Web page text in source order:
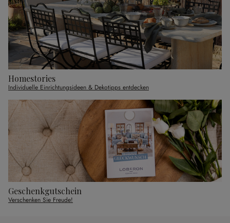
Homestories
Individuelle Einrichtungsideen & Dekotipps entdecken
Geschenkgutschein
Verschenken Sie Freude!